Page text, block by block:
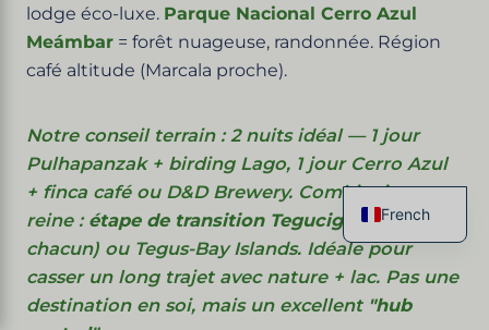
lodge éco-luxe. Parque Nacional Cerro Azul
Meámbar = forêt nuageuse, randonnée. Région
café altitude (Marcala proche).
Notre conseil terrain : 2 nuits idéal — 1 jour
Pulhapanzak + birding Lago, 1 jour Cerro Azul
+ finca café ou D&D Brewery. Combinaison
reine : étape de transition Tegucigalpa-SAP(3h
chacun) ou Tegus-Bay Islands. Idéale pour
casser un long trajet avec nature + lac. Pas une
destination en soi, mais un excellent "hub
French
English
Italian
German